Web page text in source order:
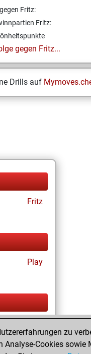
Fritz:
Fritz:
gegen Fritz...
Drills auf
Fritz
Play
zu
Cookies sowie